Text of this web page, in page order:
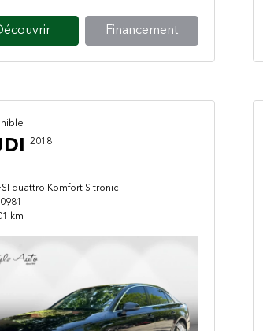
Financement
2018
quattro Komfort S tronic
km